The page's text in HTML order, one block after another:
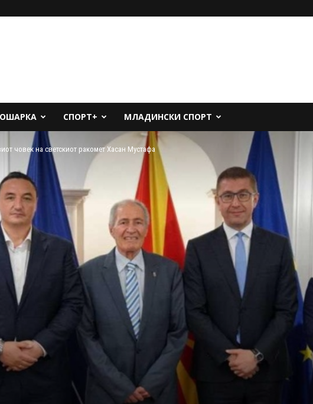
СПОРТ+ МЛАДИНСКИ СПОРТ
човек на светскиот ракомет Хасан Мустафа